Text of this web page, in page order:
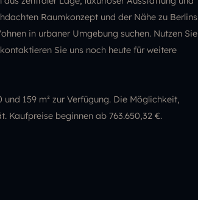
Raumkonzept und der Nähe zu Berlins
in urbaner Umgebung suchen. Nutzen Sie
Sie uns noch heute für weitere
159 m² zur Verfügung. Die Möglichkeit,
Kaufpreise beginnen ab 763.650,32 €.